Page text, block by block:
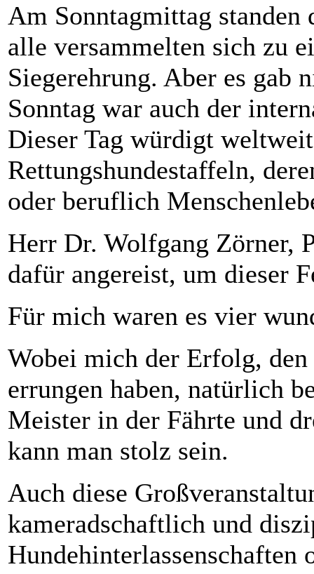
Am Sonntagmittag standen
alle versammelten sich zu
Siegerehrung. Aber es gab
Sonntag war auch der
Dieser Tag würdigt
Rettungshundestaffeln,
oder beruflich
Herr Dr. Wolfgang Zörner,
dafür angereist, um dieser
Für mich waren es vier
Wobei mich der Erfolg,
errungen haben, natürlich
Meister in der Fährte und
kann man stolz sein.
Auch diese
kameradschaftlich und